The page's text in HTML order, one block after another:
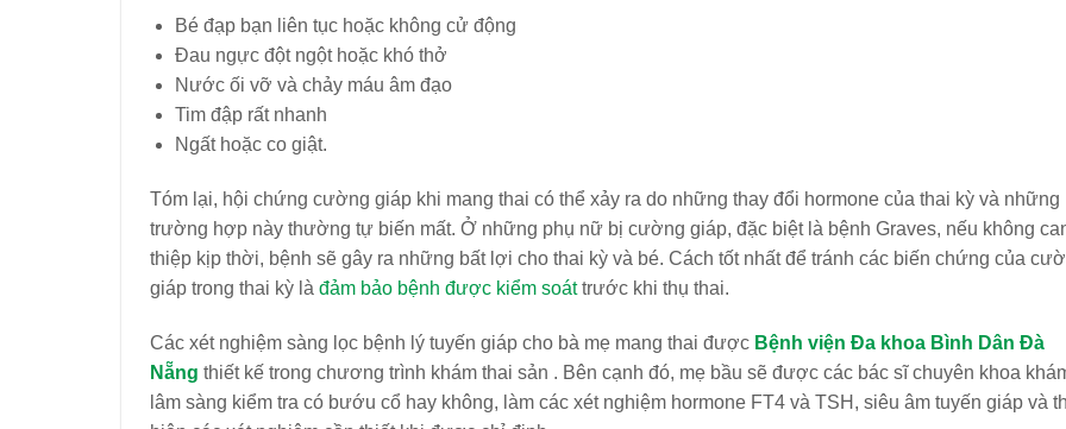
Bé đạp bạn liên tục hoặc không cử động
Đau ngực đột ngột hoặc khó thở
Nước ối vỡ và chảy máu âm đạo
Tim đập rất nhanh
Ngất hoặc co giật.
Tóm lại, hội chứng cường giáp khi mang thai có thể xảy ra do những thay đổi hormone của thai kỳ và những
trường hợp này thường tự biến mất. Ở những phụ nữ bị cường giáp, đặc biệt là bệnh Graves, nếu không
thiệp kịp thời, bệnh sẽ gây ra những bất lợi cho thai kỳ và bé. Cách tốt nhất để tránh các biến chứng của
giáp trong thai kỳ là đảm bảo bệnh được kiểm soáttrước khi thụ thai.
Các xét nghiệm sàng lọc bệnh lý tuyến giáp cho bà mẹ mang thai được Bệnh viện Đa khoa Bình Dân Đà
Nẵng thiết kế trong chương trình khám thai sản . Bên cạnh đó, mẹ bầu sẽ được các bác sĩ chuyên khoa
lâm sàng kiểm tra có bướu cổ hay không, làm các xét nghiệm hormone FT4 và TSH, siêu âm tuyến giáp và